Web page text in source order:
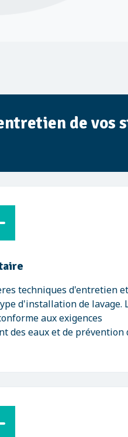
de vos
techniques d'entretien et
d'installation de lavage.
aux exigences
des eaux et de prévention